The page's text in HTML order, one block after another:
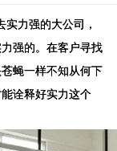
力强的大公司，
强的。在客户寻找
蝇一样不知从何下
诠释好实力这个